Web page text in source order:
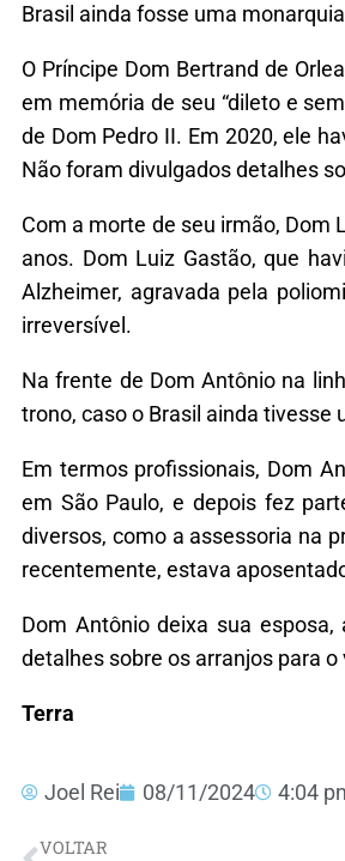
Brasil ainda fosse uma
O Príncipe Dom Bertrand de
em memória de seu “dileto e
de Dom Pedro II. Em 2020, ele
Não foram divulgados detalhes
Com a morte de seu irmão, Dom
anos. Dom Luiz Gastão, que
Alzheimer, agravada pela
irreversível.
Na frente de Dom Antônio na
trono, caso o Brasil ainda tivesse
Em termos profissionais, Dom
em São Paulo, e depois fez
diversos, como a assessoria na
recentemente, estava
Dom Antônio deixa sua
detalhes sobre os arranjos para
Terra
Joel Rei 08/11/2024 4:04
VOLTAR